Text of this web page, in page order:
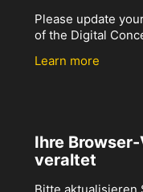
Please update
of the Digital
Learn more
Ihre
veraltet